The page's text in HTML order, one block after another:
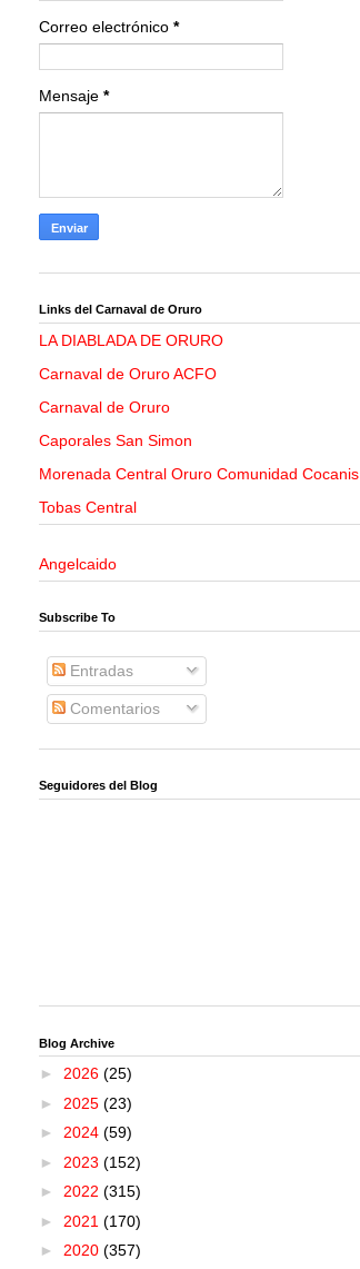
Correo electrónico *
Mensaje *
Links del Carnaval de Oruro
LA DIABLADA DE ORURO
Carnaval de Oruro ACFO
Carnaval de Oruro
Caporales San Simon
Morenada Central Oruro Comunidad Cocanis
Tobas Central
Angelcaido
Subscribe To
Entradas
Comentarios
Seguidores del Blog
Blog Archive
► 2026 (25)
► 2025 (23)
► 2024 (59)
► 2023 (152)
► 2022 (315)
► 2021 (170)
► 2020 (357)